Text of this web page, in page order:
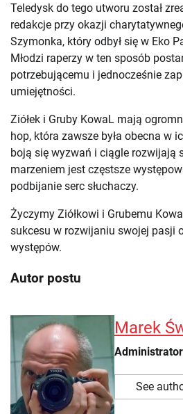
Teledysk do tego utworu został
redakcje przy okazji
Szymonka, który odbył się w Eko
Młodzi raperzy w ten sposób
potrzebującemu i jednocześnie
umiejętności.
Ziółek i Gruby KowaL mają
hop, która zawsze była obecna w
boją się wyzwań i ciągle rozwijają
marzeniem jest częstsze
podbijanie serc słuchaczy.
Życzymy Ziółkowi i Grubemu
sukcesu w rozwijaniu swojej pasji
występów.
Autor postu
Marek
Administrator
See